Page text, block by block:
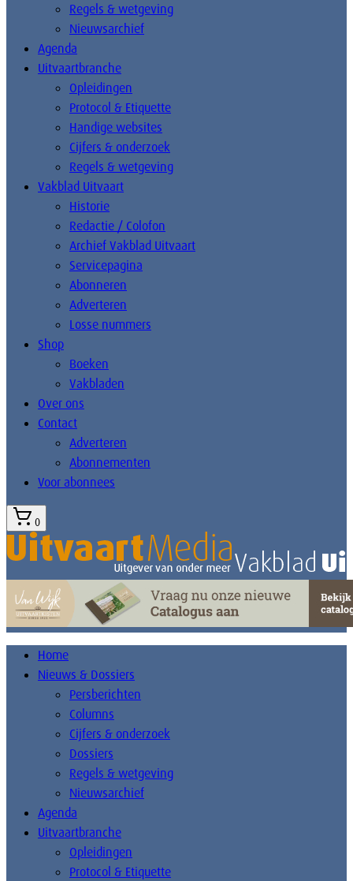
Regels & wetgeving
Nieuwsarchief
Agenda
Uitvaartbranche
Opleidingen
Protocol & Etiquette
Handige websites
Cijfers & onderzoek
Regels & wetgeving
Vakblad Uitvaart
Historie
Redactie / Colofon
Archief Vakblad Uitvaart
Servicepagina
Abonneren
Adverteren
Losse nummers
Shop
Boeken
Vakbladen
Over ons
Contact
Adverteren
Abonnementen
Voor abonnees
0
Home
Nieuws & Dossiers
Persberichten
Columns
Cijfers & onderzoek
Dossiers
Regels & wetgeving
Nieuwsarchief
Agenda
Uitvaartbranche
Opleidingen
Protocol & Etiquette